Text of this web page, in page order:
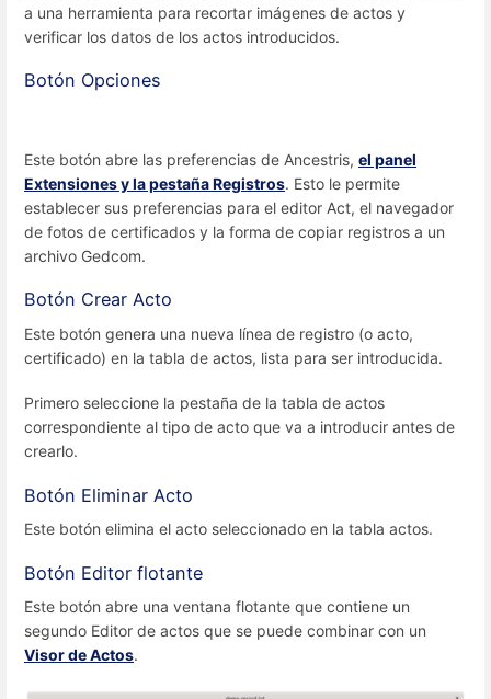
a una herramienta para recortar imágenes de actos y
verificar los datos de los actos introducidos.
Botón Opciones
Este botón abre las preferencias de Ancestris, el panel
Extensiones y la pestaña Registros. Esto le permite
establecer sus preferencias para el editor Act, el navegador
de fotos de certificados y la forma de copiar registros a un
archivo Gedcom.
Botón Crear Acto
Este botón genera una nueva línea de registro (o acto,
certificado) en la tabla de actos, lista para ser introducida.
Primero seleccione la pestaña de la tabla de actos
correspondiente al tipo de acto que va a introducir antes de
crearlo.
Botón Eliminar Acto
Este botón elimina el acto seleccionado en la tabla actos.
Botón Editor flotante
Este botón abre una ventana flotante que contiene un
segundo Editor de actos que se puede combinar con un
Visor de Actos.